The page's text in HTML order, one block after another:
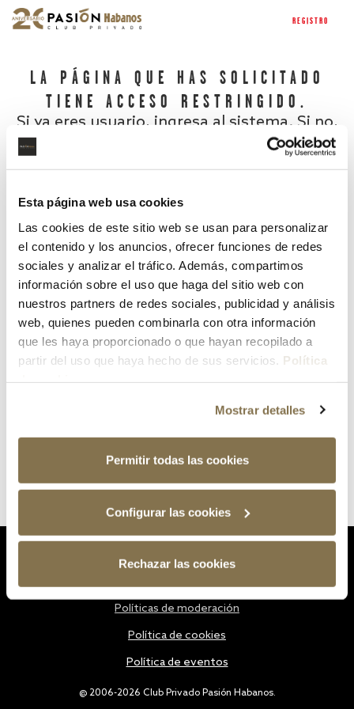
Esta página web usa cookies
Las cookies de este sitio web se usan para personalizar
el contenido y los anuncios, ofrecer funciones de redes
sociales y analizar el tráfico. Además, compartimos
información sobre el uso que haga del sitio web con
nuestros partners de redes sociales, publicidad y análisis
web, quienes pueden combinarla con otra información
que les haya proporcionado o que hayan recopilado a
partir del uso que haya hecho de sus servicios. Política
Mostrar detalles
Permitir todas las cookies
Configurar las cookies
Rechazar las cookies
REGISTRO
LA PÁGINA QUE HAS SOLICITADO
TIENE ACCESO RESTRINGIDO.
Si ya eres usuario, ingresa al sistema. Si no,
¿Has olvidado tu contraseña?
@ 2006-2026 Club Privado Pasión Habanos.
Políticas de moderación
Política de cookies
Política de eventos